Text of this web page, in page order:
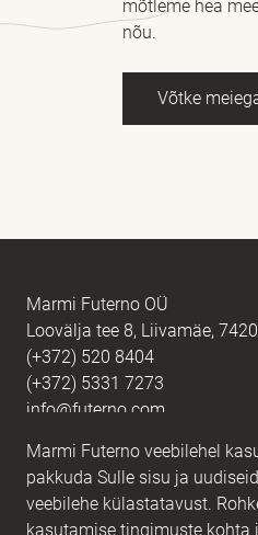
Marmi Futerno veebilehel
pakkuda Sulle sisu ja
veebilehe külastatavust.
kasutamise tingimuste kohta
mõtleme hea
nõu.
Võtke
Sõnum
Marmi Futerno OÜ
Loovälja tee 8, Liivamäe,
(+372) 520 8404
(+372) 5331 7273
info@futerno.com
Reg nr. 12406894 / KM nr.
IBAN